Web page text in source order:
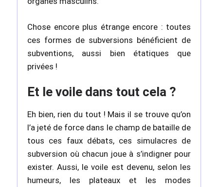
Chose encore plus étrange encore : toutes
ces formes de subversions bénéficient de
subventions, aussi bien étatiques que
privées !
Et le voile dans tout cela ?
Eh bien, rien du tout ! Mais il se trouve qu’on
l’a jeté de force dans le champ de bataille de
tous ces faux débats, ces simulacres de
subversion où chacun joue à s’indigner pour
exister. Aussi, le voile est devenu, selon les
humeurs, les plateaux et les modes